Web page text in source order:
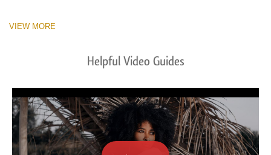
VIEW MORE
Helpful Video Guides